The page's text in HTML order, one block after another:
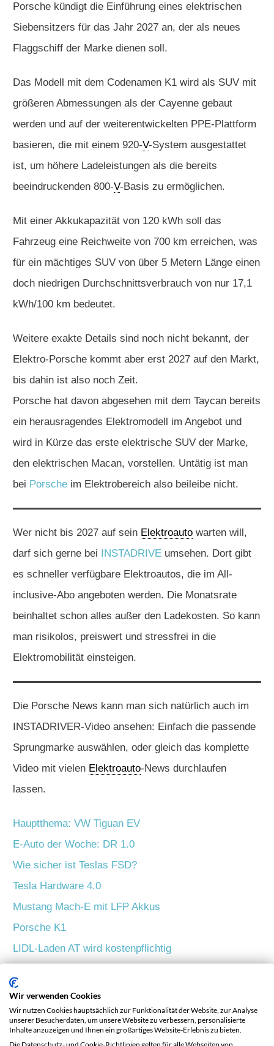
Porsche kündigt die Einführung eines elektrischen
Siebensitzers für das Jahr 2027 an, der als neues
Flaggschiff der Marke dienen soll.
Das Modell mit dem Codenamen K1 wird als SUV mit
größeren Abmessungen als der Cayenne gebaut
werden und auf der weiterentwickelten PPE-Plattform
basieren, die mit einem 920-V-System ausgestattet
ist, um höhere Ladeleistungen als die bereits
beeindruckenden 800-V-Basis zu ermöglichen.
Mit einer Akkukapazität von 120 kWh soll das
Fahrzeug eine Reichweite von 700 km erreichen, was
für ein mächtiges SUV von über 5 Metern Länge einen
doch niedrigen Durchschnittsverbrauch von nur 17,1
kWh/100 km bedeutet.
Weitere exakte Details sind noch nicht bekannt, der
Elektro-Porsche kommt aber erst 2027 auf den Markt,
bis dahin ist also noch Zeit.
Porsche hat davon abgesehen mit dem Taycan bereits
ein herausragendes Elektromodell im Angebot und
wird in Kürze das erste elektrische SUV der Marke,
den elektrischen Macan, vorstellen. Untätig ist man
bei Porsche im Elektrobereich also beileibe nicht.
Wer nicht bis 2027 auf sein Elektroauto warten will,
darf sich gerne bei INSTADRIVE umsehen. Dort gibt
es schneller verfügbare Elektroautos, die im All-
inclusive-Abo angeboten werden. Die Monatsrate
beinhaltet schon alles außer den Ladekosten. So kann
man risikolos, preiswert und stressfrei in die
Elektromobilität einsteigen.
Die Porsche News kann man sich natürlich auch im
INSTADRIVER-Video ansehen: Einfach die passende
Sprungmarke auswählen, oder gleich das komplette
Video mit vielen Elektroauto-News durchlaufen
lassen.
Hauptthema: VW Tiguan EV
E-Auto der Woche: DR 1.0
Wie sicher ist Teslas FSD?
Tesla Hardware 4.0
Mustang Mach-E mit LFP Akkus
Porsche K1
LIDL-Laden AT wird kostenpflichtig
Erlkönige
Wir verwenden Cookies
Wir nutzen Cookies hauptsächlich zur Funktionalität der Website, zur Analyse
unserer Besucherdaten, um unsere Website zu verbessern, personalisierte
Inhalte anzuzeigen und Ihnen ein großartiges Website-Erlebnis zu bieten.
Die Datenschutz- und Cookie-Richtlinien gelten für alle Webseiten von